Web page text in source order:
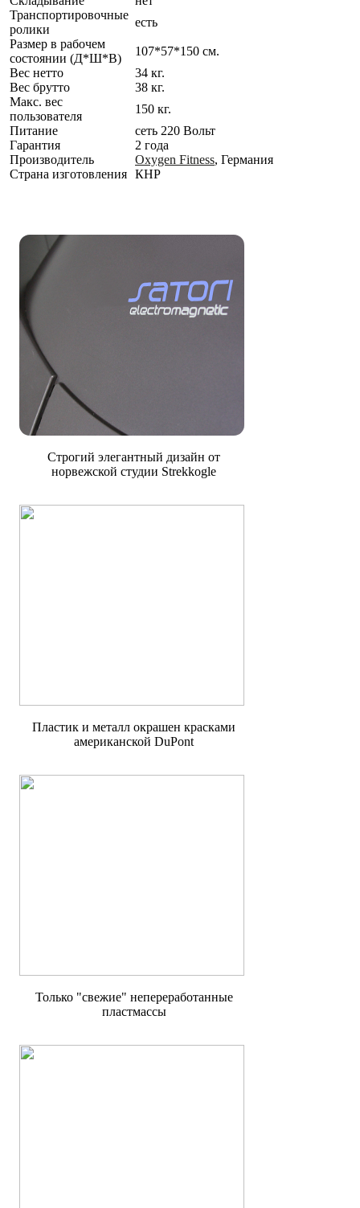
Транспортировочные
ролики
есть
Размер в рабочем
состоянии (Д*Ш*В)
107*57*150 см.
Вес нетто
34 кг.
Вес брутто
38 кг.
Макс. вес
пользователя
150 кг.
Питание
сеть 220 Вольт
Гарантия
2 года
Производитель
Oxygen Fitness, Германия
Страна изготовления КНР
Строгий элегантный дизайн от
норвежской студии Strekkogle
Пластик и металл окрашен красками
американской DuPont
Только "свежие" непереработанные
пластмассы